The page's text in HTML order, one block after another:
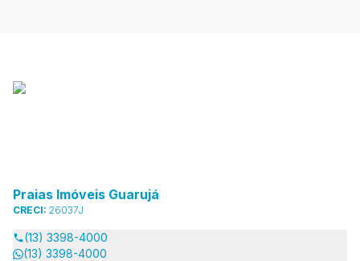
Praias Imóveis Guarujá
CRECI: 26037J
(13) 3398-4000
(13) 3398-4000